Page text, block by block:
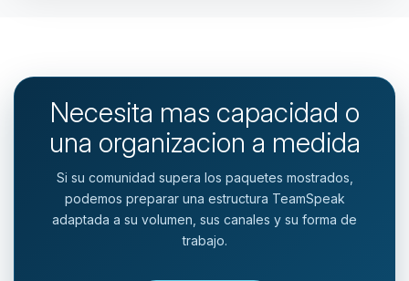
Necesita mas capacidad o
una organizacion a medida
Si su comunidad supera los paquetes mostrados,
podemos preparar una estructura TeamSpeak
adaptada a su volumen, sus canales y su forma de
trabajo.